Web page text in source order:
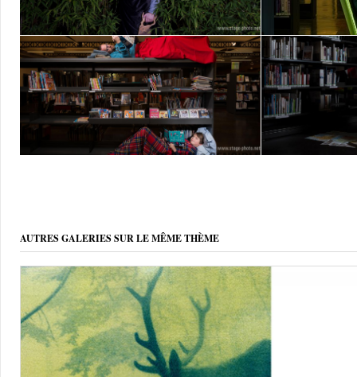
AUTRES GALERIES SUR LE MÊME THÈME